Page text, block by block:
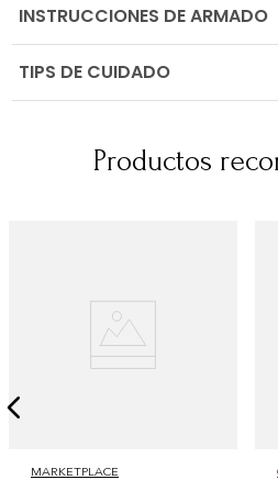
INSTRUCCIONES DE ARMADO
TIPS DE CUIDADO
Productos
MARKETPLACE